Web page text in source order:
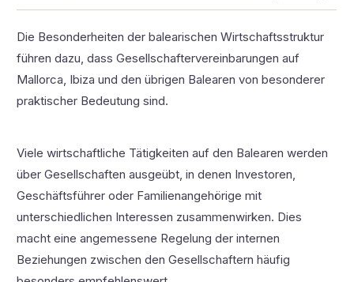
Die Besonderheiten der balearischen Wirtschaftsstruktur
führen dazu, dass Gesellschaftervereinbarungen auf
Mallorca, Ibiza und den übrigen Balearen von besonderer
praktischer Bedeutung sind.
Viele wirtschaftliche Tätigkeiten auf den Balearen werden
über Gesellschaften ausgeübt, in denen Investoren,
Geschäftsführer oder Familienangehörige mit
unterschiedlichen Interessen zusammenwirken. Dies
macht eine angemessene Regelung der internen
Beziehungen zwischen den Gesellschaftern häufig